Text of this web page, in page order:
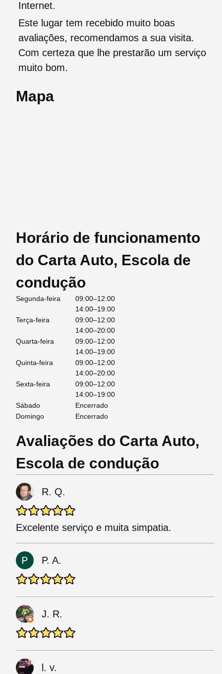
Internet.
Este lugar tem recebido muito boas
avaliações, recomendamos a sua visita.
Com certeza que lhe prestarão um serviço
muito bom.
Mapa
Horário de funcionamento
do Carta Auto, Escola de
condução
Segunda-feira
09:00–12:00
14:00–19:00
Terça-feira
09:00–12:00
14:00–20:00
Quarta-feira
09:00–12:00
14:00–19:00
Quinta-feira
09:00–12:00
14:00–20:00
Sexta-feira
09:00–12:00
14:00–19:00
Sábado
Encerrado
Domingo
Encerrado
Avaliações do Carta Auto,
Escola de condução
R. Q.
Excelente serviço e muita simpatia.
P. A.
J. R.
l. v.